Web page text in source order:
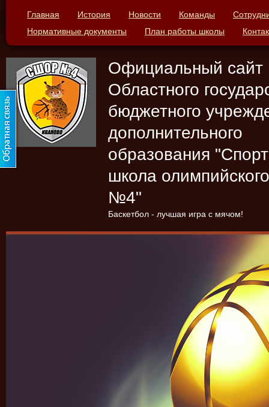
Главная История Новости Команды
Нормативные документы
План работы школы
Официальный сайт
Областного
бюджетного
дополнительного
образования
школа
№4"
Баскетбол - лучшая игра с мячом!